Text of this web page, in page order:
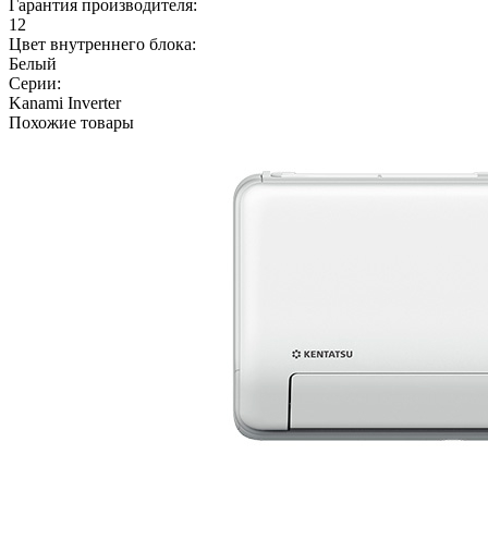
Гарантия производителя:
12
Цвет внутреннего блока:
Белый
Серии:
Kanami Inverter
Похожие товары